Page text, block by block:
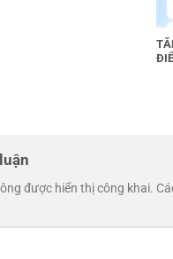
được hiển thị công khai.